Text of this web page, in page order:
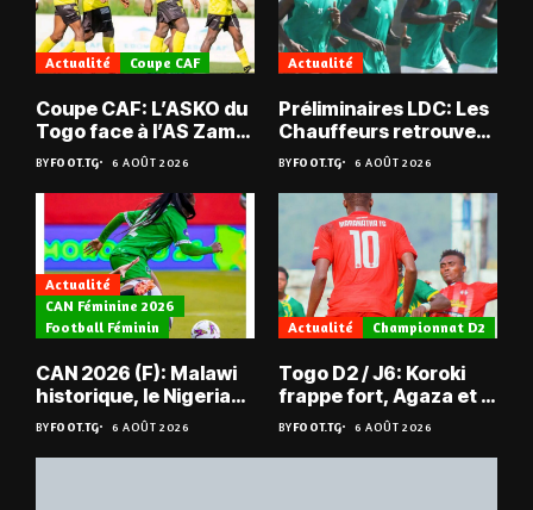
Actualité Coupe CAF
Coupe CAF: L’ASKO du
Togo face à l’AS Zam
du Niger
BYFOOT.TG 6 AOÛT 2026
Actualité
Préliminaires LDC: Les
Chauffeurs retrouvent
les Mimos
BYFOOT.TG 6 AOÛT 2026
Actualité
CAN Féminine 2026
Football Féminin
CAN 2026 (F): Malawi
historique, le Nigeria
sauvé, la Zambie
éliminée
BYFOOT.TG 6 AOÛT 2026
Actualité Championnat D2
Togo D2 / J6: Koroki
frappe fort, Agaza et la
JCA assurent,
suspense avant Sara
FC – Doumbé FC
BYFOOT.TG 6 AOÛT 2026